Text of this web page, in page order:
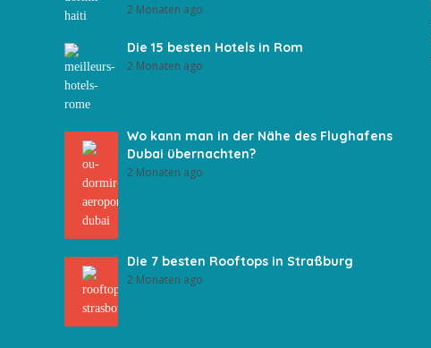
2 Monaten ago
Die 15 besten Hotels in Rom
2 Monaten ago
Wo kann man in der Nähe des Flughafens
Dubai übernachten?
2 Monaten ago
Die 7 besten Rooftops in Straßburg
2 Monaten ago